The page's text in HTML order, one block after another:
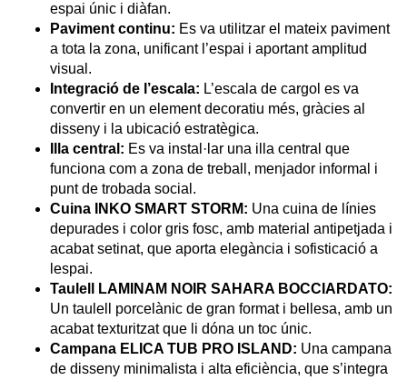
espai únic i diàfan.
Paviment continu: Es va utilitzar el mateix paviment
a tota la zona, unificant l’espai i aportant amplitud
visual.
Integració de l’escala: L’escala de cargol es va
convertir en un element decoratiu més, gràcies al
disseny i la ubicació estratègica.
Illa central: Es va instal·lar una illa central que
funciona com a zona de treball, menjador informal i
punt de trobada social.
Cuina INKO SMART STORM: Una cuina de línies
depurades i color gris fosc, amb material antipetjada i
acabat setinat, que aporta elegància i sofisticació a
lespai.
Taulell LAMINAM NOIR SAHARA BOCCIARDATO:
Un taulell porcelànic de gran format i bellesa, amb un
acabat texturitzat que li dóna un toc únic.
Campana ELICA TUB PRO ISLAND: Una campana
de disseny minimalista i alta eficiència, que s’integra